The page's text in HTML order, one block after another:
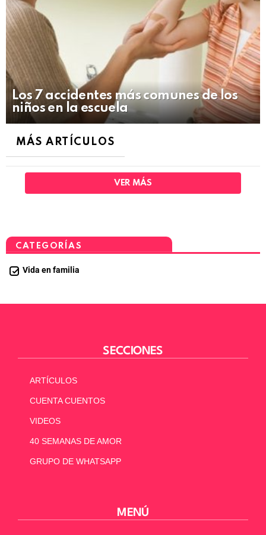
Los 7 accidentes más comunes de los
niños en la escuela
MÁS ARTÍCULOS
VER MÁS
CATEGORÍAS
Vida en familia
SECCIONES
ARTÍCULOS
CUENTA CUENTOS
VIDEOS
40 SEMANAS DE AMOR
GRUPO DE WHATSAPP
MENÚ